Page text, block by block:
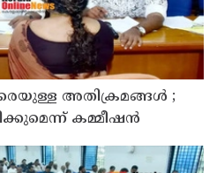
അതിക്രമങ്ങൾ ;
കമ്മീഷൻ